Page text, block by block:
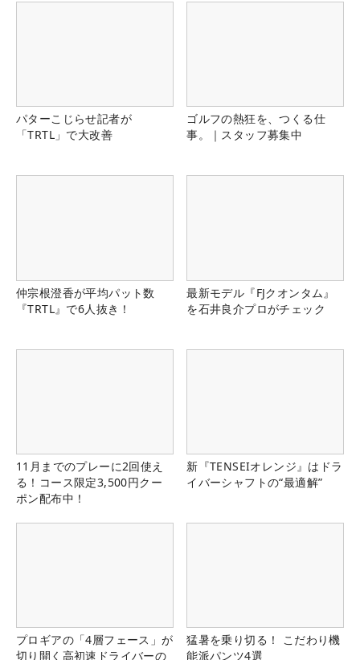
パターこじらせ記者が
「TRTL」で大改善
ゴルフの熱狂を、つくる仕
事。｜スタッフ募集中
仲宗根澄香が平均パット数
『TRTL』で6人抜き！
最新モデル『FJクオンタム』
を石井良介プロがチェック
11月までのプレーに2回使え
る！コース限定3,500円クー
ポン配布中！
新『TENSEIオレンジ』はドラ
イバーシャフトの“最適解”
プロギアの「4層フェース」が
切り開く高初速ドライバーの
猛暑を乗り切る！ こだわり機
能派パンツ4選